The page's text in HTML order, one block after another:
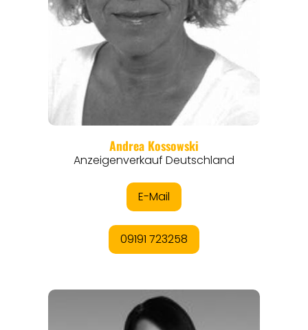
REGIONEN
EVENTS
REISEFÜHRER
REISEMAGAZINE
THEMEN
ANGEBOTE